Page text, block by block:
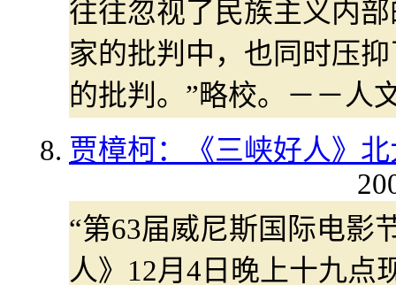
往往忽视了民族主义内
家的批判中，也同时压
的批判。”略校。－－人
贾樟柯：《三峡好人》
“第63届威尼斯国际电影
人》12月4日晚上十九点